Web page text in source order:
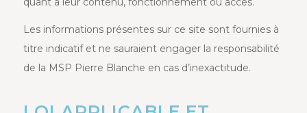
Les informations présentes sur ce site sont fournies à
titre indicatif et ne sauraient engager la responsabilité
de la MSP Pierre Blanche en cas d’inexactitude.